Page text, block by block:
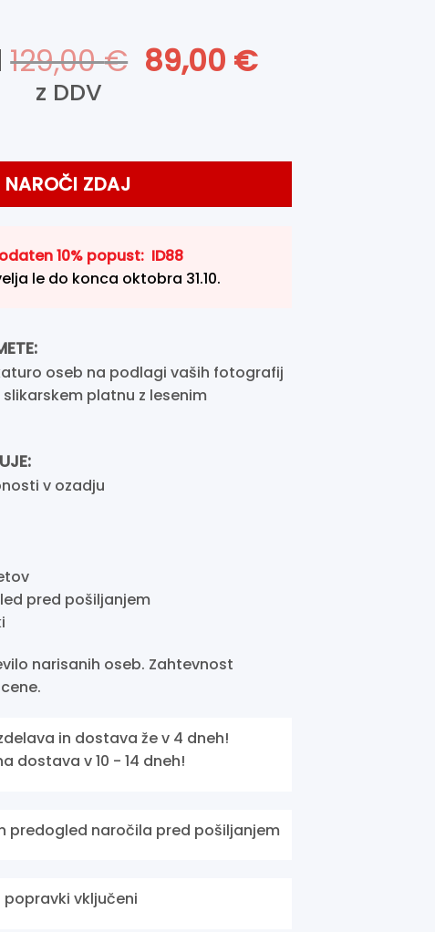
129,00€ Izvirna
cena
89,00 €Trenutna
z DDV
darilo (akcija) količina
NAROČI ZDAJ
10% popust: ID88
le do konca oktobra 31.10.
oseb na podlagi vaših fotografij
platnu z lesenim
v ozadju
pred pošiljanjem
narisanih oseb. Zahtevnost
in dostava že v 4 dneh!
dostava v 10 - 14 dneh!
predogled naročila pred pošiljanjem
popravki vključeni